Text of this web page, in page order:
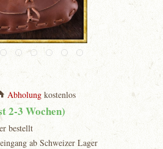
Abholungkostenlos
2-3 Wochen)
bestellt
ab Schweizer Lager